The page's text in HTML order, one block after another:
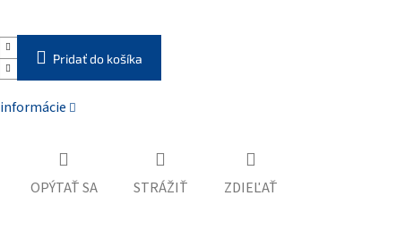
Pridať do košíka
OPÝTAŤ SA STRÁŽIŤ ZDIEĽAŤ